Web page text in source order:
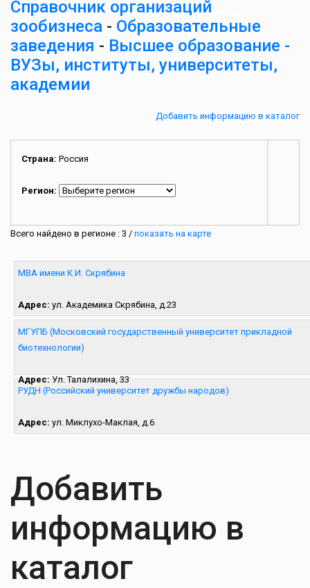
Справочник организаций зообизнеса
Образовательные заведения -Высшее образование
- ВУЗы, институты, университеты, академии
Справочник организаций
зообизнеса - Образовательные
заведения - Высшее образование -
ВУЗы, институты, университеты,
академии
Добавить информацию в каталог
Страна: Россия
Регион:
Всего найдено в регионе : 3 / показать на карте
МВА имени К.И. Скрябина
Адрес: ул. Академика Скрябина, д.23
МГУПБ (Московский государственный университет прикладной
биотехнологии)
Адрес:Ул. Талалихина, 33
РУДН (Росcийский университет дружбы народов)
Адрес: ул. Миклухо-Маклая, д.6
Добавить
информацию в
каталог